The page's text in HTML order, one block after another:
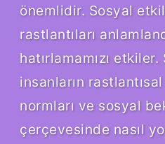
önemlidir. Sosyal
rastlantıları
hatırlamamızı
insanların
normları ve sosyal
çerçevesinde nasıl